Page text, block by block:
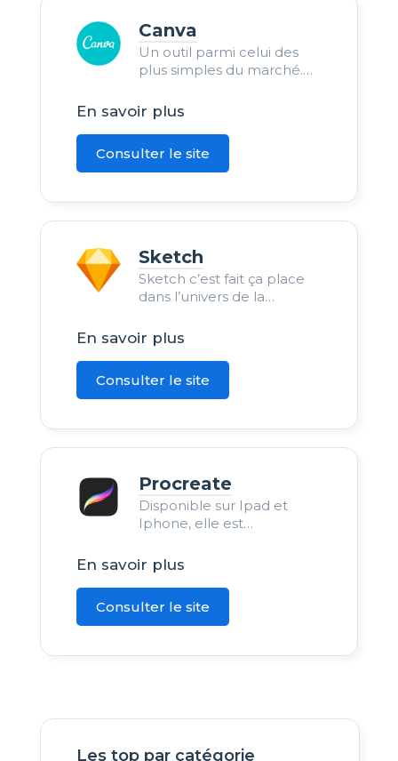
Canva
Un outil parmi celui des
plus simples du marché.
avant tout pour une
utilisation globale plutôt
que des besoins très sp
En savoir plus
Consulter le site
Sketch
Sketch c’est fait ça place
dans l’univers de la
prototypage tel que le
webdesign.
En savoir plus
Consulter le site
Procreate
Disponible sur Ipad et
Iphone, elle est
sur tablette. Outil complet
pour vos plus belles
En savoir plus
Consulter le site
Les top par catégorie